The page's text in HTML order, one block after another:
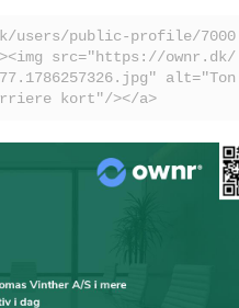
users/public-profile/7000
src="https://ownr.dk/
alt="Ton
kort"/></a>